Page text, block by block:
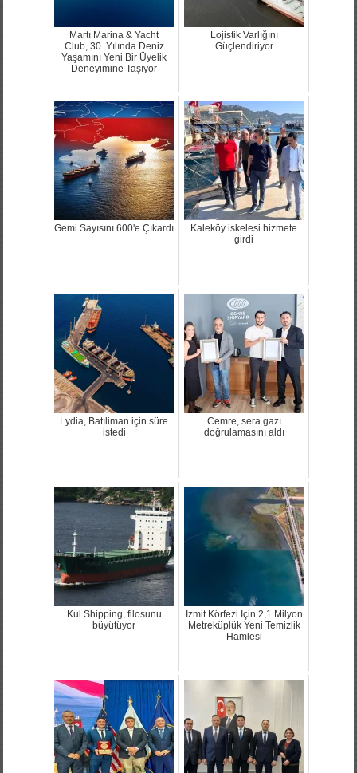
Martı Marina & Yacht
Club, 30. Yılında Deniz
Yaşamını Yeni Bir Üyelik
Deneyimine Taşıyor
Lojistik Varlığını
Güçlendiriyor
Gemi Sayısını 600'e Çıkardı
Kaleköy iskelesi hizmete
girdi
Lydia, Batıliman için süre
istedi
Cemre, sera gazı
doğrulamasını aldı
Kul Shipping, filosunu
büyütüyor
İzmit Körfezi İçin 2,1 Milyon
Metreküplük Yeni Temizlik
Hamlesi